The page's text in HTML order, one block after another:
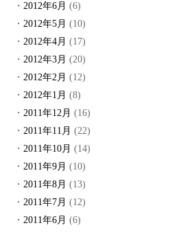
2012年6月 (6)
2012年5月 (10)
2012年4月 (17)
2012年3月 (20)
2012年2月 (12)
2012年1月 (8)
2011年12月 (16)
2011年11月 (22)
2011年10月 (14)
2011年9月 (10)
2011年8月 (13)
2011年7月 (12)
2011年6月 (6)